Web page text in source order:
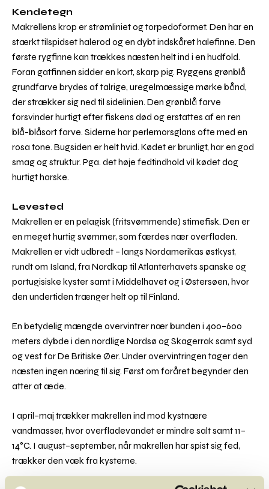
Kendetegn
Makrellens krop er strømliniet og torpedoformet. Den har en
stærkt tilspidset halerod og en dybt indskåret halefinne. Den
første rygfinne kan trækkes næsten helt ind i en hudfold.
Foran gatfinnen sidder en kort, skarp pig. Ryggens grønblå
grundfarve brydes af talrige, uregelmæssige mørke bånd,
der strækker sig ned til sidelinien. Den grønblå farve
forsvinder hurtigt efter fiskens død og erstattes af en ren
blå-blåsort farve. Siderne har perlemorsglans ofte med en
rosa tone. Bugsiden er helt hvid. Kødet er brunligt, har en god
smag og struktur. Pga. det høje fedtindhold vil kødet dog
hurtigt harske.
Levested
Makrellen er en pelagisk (fritsvømmende) stimefisk. Den er
en meget hurtig svømmer, som færdes nær overfladen.
Makrellen er vidt udbredt – langs Nordamerikas østkyst,
rundt om Island, fra Nordkap til Atlanterhavets spanske og
portugisiske kyster samt i Middelhavet og i Østersøen, hvor
den undertiden trænger helt op til Finland.
En betydelig mængde overvintrer nær bunden i 400–600
meters dybde i den nordlige Nordsø og Skagerrak samt syd
og vest for De Britiske Øer. Under overvintringen tager den
næsten ingen næring til sig. Først om foråret begynder den
atter at æde.
I april–maj trækker makrellen ind mod kystnære
vandmasser, hvor overfladevandet er mindre salt samt 11–
14°C. I august–september, når makrellen har spist sig fed,
trækker den væk fra kysterne.